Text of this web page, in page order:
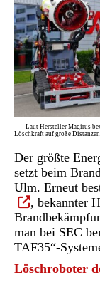
Laut Hersteller Magirus
Löschkraft auf große
Der größte
setzt beim
Ulm. Erneut
, bekannter
man bei SEC
TAF35“-
Löschroboter